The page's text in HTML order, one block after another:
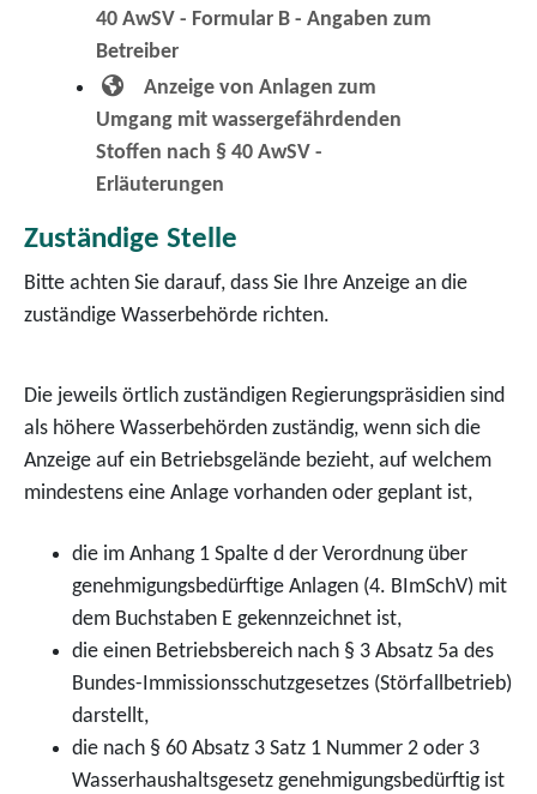
40 AwSV - Formular B - Angaben zum
Betreiber
Anzeige von Anlagen zum
Umgang mit wassergefährdenden
Stoffen nach § 40 AwSV -
Erläuterungen
Zuständige Stelle
Bitte achten Sie darauf, dass Sie Ihre Anzeige an die
zuständige Wasserbehörde richten.
Die jeweils örtlich zuständigen Regierungspräsidien sind
als höhere Wasserbehörden zuständig, wenn sich die
Anzeige auf ein Betriebsgelände bezieht, auf welchem
mindestens eine Anlage vorhanden oder geplant ist,
die im Anhang 1 Spalte d der Verordnung über
genehmigungsbedürftige Anlagen (4. BImSchV) mit
dem Buchstaben E gekennzeichnet ist,
die einen Betriebsbereich nach § 3 Absatz 5a des
Bundes-Immissionsschutzgesetzes (Störfallbetrieb)
darstellt,
die nach § 60 Absatz 3 Satz 1 Nummer 2 oder 3
Wasserhaushaltsgesetz genehmigungsbedürftig ist